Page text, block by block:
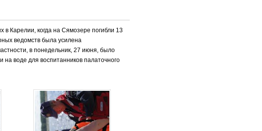
Карелии, когда на Сямозере погибли 13
ведомств была усилена
в понедельник, 27 июня, было
воде для воспитанников палаточного